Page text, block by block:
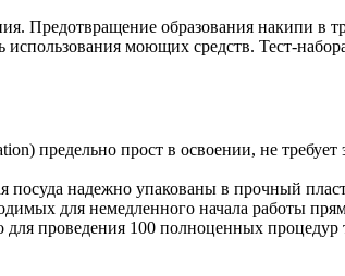
Предотвращение образования накипи в
моющих средств. Тест-
предельно прост в освоении, не
посуда надежно упакованы в прочный
для немедленного начала работы
проведения 100 полноценных процедур